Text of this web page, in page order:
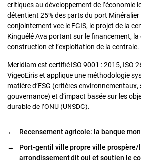
critiques au développement de l’économie
détentient 25% des parts du port Minéralier
conjointement vec le FGIS, le projet de la
Kinguélé Ava portant sur le financement, la
construction et l’exploitation de la centrale.
Meridiam est certifié ISO 9001 : 2015, ISO
VigeoEiris et applique une méthodologie
matière d’ESG (critères environnementaux,
gouvernance) et d’impact basée sur les
durable de l’ONU (UNSDG).
←
Recensement agricole: la banque
→
Port-gentil ville propre ville prospère/
arrondissement dit oui et soutien le